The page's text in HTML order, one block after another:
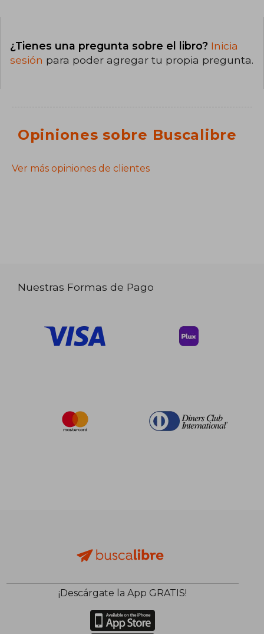
¿Tienes una pregunta sobre el libro? Inicia
sesión para poder agregar tu propia pregunta.
Opiniones sobre Buscalibre
Ver más opiniones de clientes
Nuestras Formas de Pago
¡Descárgate la App GRATIS!